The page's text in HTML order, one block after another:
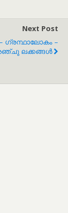
Next Post
– ഗ്രന്ഥാലോകം –
ലക്കങ്ങൾ